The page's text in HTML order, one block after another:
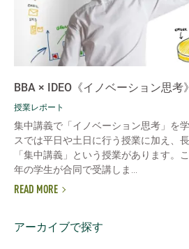
BBA × IDEO《イノベーション思考》
授業レポート
集中講義で「イノベーション思考」を
スでは平日や土日に行う授業に加え、
「集中講義」という授業があります。
年の学生が合同で受講しま...
READ MORE
アーカイブで探す